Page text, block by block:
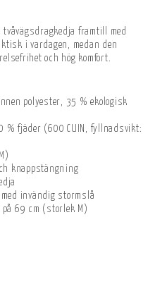
framtill med
i vardagen, medan den
och hög komfort.
polyester, 35 % ekologisk
% fjäder (600 CUIN, fyllnadsvikt:
knappstängning
invändig stormslå
på 69 cm (storlek M)